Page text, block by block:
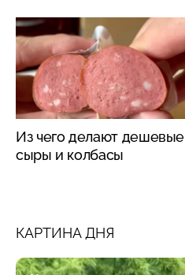
Из чего делают дешевые
сыры и колбасы
КАРТИНА ДНЯ